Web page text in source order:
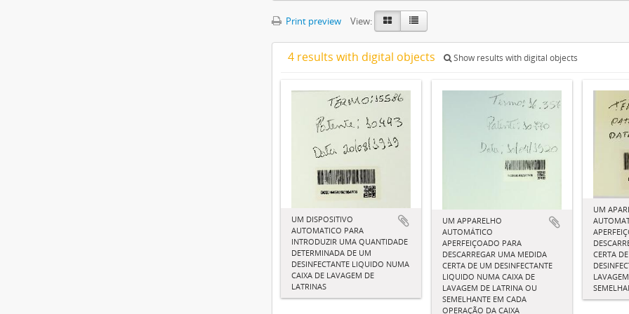
Print preview View:
4 results with digital objects Show results with digital objects
UM DISPOSITIVO
AUTOMATICO PARA
INTRODUZIR UMA QUANTIDADE
DETERMINADA DE UM
DESINFECTANTE LIQUIDO NUMA
CAIXA DE LAVAGEM DE
LATRINAS
UM APPARELHO
AUTOMÁTICO
APERFEIÇOADO PARA
DESCARREGAR UMA MEDIDA
CERTA DE UM DESINFECTANTE
LIQUIDO NUMA CAIXA DE
LAVAGEM DE LATRINA OU
SEMELHANTE EM CADA
OPERAÇÃO DA CAIXA
UM
CERTA